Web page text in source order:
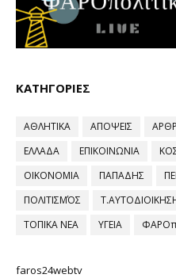
ΚΑΤΗΓΟΡΙΕΣ
ΑΘΛΗΤΙΚΑ ΑΠΟΨΕΙΣ
ΕΛΛΑΔΑ
ΕΠΙΚΟΙΝΩΝΙΑ
ΟΙΚΟΝΟΜΙΑ
ΠΑΠΑΔΗΣ
ΠΟΛΙΤΙΣΜΌΣ
ΤΟΠΙΚΑ ΝΕΑ
ΥΓΕΙΑ
faros24webtv